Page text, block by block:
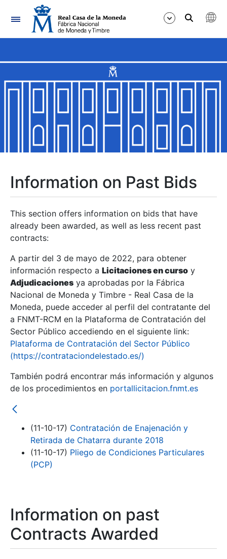
Navigation
Show/Hide
Show/Hide
Show/Hide
Show/Hide
Show/Hide
Show/Hide
Information on Past Bids
This section offers information on bids that have
already been awarded, as well as less recent past
contracts:
A partir del 3 de mayo de 2022, para obtener
información respecto a Licitaciones en curso y
Adjudicaciones ya aprobadas por la Fábrica
Nacional de Moneda y Timbre - Real Casa de la
Moneda, puede acceder al perfil del contratante del
a FNMT-RCM en la Plataforma de Contratación del
Sector Público accediendo en el siguiente link:
Plataforma de Contratación del Sector Público
(https://contrataciondelestado.es/)
También podrá encontrar más información y algunos
de los procedimientos en portallicitacion.fnmt.es
(11-10-17) Contratación de Enajenación y
Retirada de Chatarra durante 2018
(11-10-17) Pliego de Condiciones Particulares
(PCP)
Information on past
Contracts Awarded